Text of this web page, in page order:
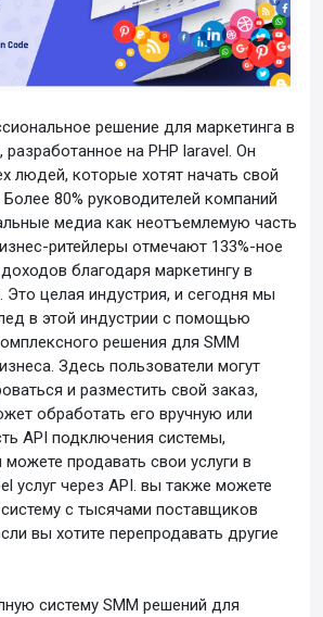
решение для маркетинга в
разработанное на PHP laravel. Он
людей, которые хотят начать свой
80% руководителей компаний
медиа как неотъемлемую часть
ритейлеры отмечают 133%-ное
благодаря маркетингу в
Это целая индустрия, и сегодня мы
в этой индустрии с помощью
решения для SMM
Здесь пользователи могут
и разместить свой заказ,
обработать его вручную или
API подключения системы,
продавать свои услуги в
услуг через API. вы также можете
с тысячами поставщиков
вы хотите перепродавать другие
систему SMM решений для